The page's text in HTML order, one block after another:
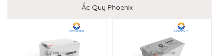
Ắc Quy Phoenix